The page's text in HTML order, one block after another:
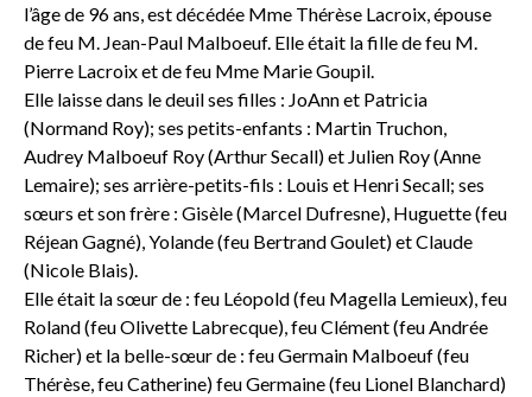
l’âge de 96 ans, est décédée Mme Thérèse Lacroix, épouse
de feu M. Jean-Paul Malboeuf. Elle était la fille de feu M.
Pierre Lacroix et de feu Mme Marie Goupil.
Elle laisse dans le deuil ses filles : JoAnn et Patricia
(Normand Roy); ses petits-enfants : Martin Truchon,
Audrey Malboeuf Roy (Arthur Secall) et Julien Roy (Anne
Lemaire); ses arrière-petits-fils : Louis et Henri Secall; ses
sœurs et son frère : Gisèle (Marcel Dufresne), Huguette (feu
Réjean Gagné), Yolande (feu Bertrand Goulet) et Claude
(Nicole Blais).
Elle était la sœur de : feu Léopold (feu Magella Lemieux), feu
Roland (feu Olivette Labrecque), feu Clément (feu Andrée
Richer) et la belle-sœur de : feu Germain Malboeuf (feu
Thérèse, feu Catherine) feu Germaine (feu Lionel Blanchard)